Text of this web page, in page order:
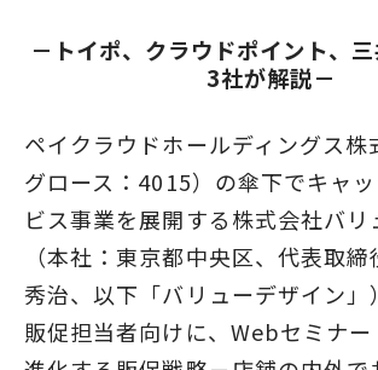
－トイポ、クラウドポイント、
3社が解説－
ペイクラウドホールディングス株
グロース：4015）の傘下でキャ
ビス事業を展開する株式会社バリ
（本社：東京都中央区、代表取
秀治、以下「バリューデザイン」
販促担当者向けに、Webセミナ